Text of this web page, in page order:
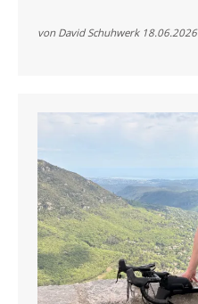
Bartgeiers
von David Schuhwerk 18.06.2026